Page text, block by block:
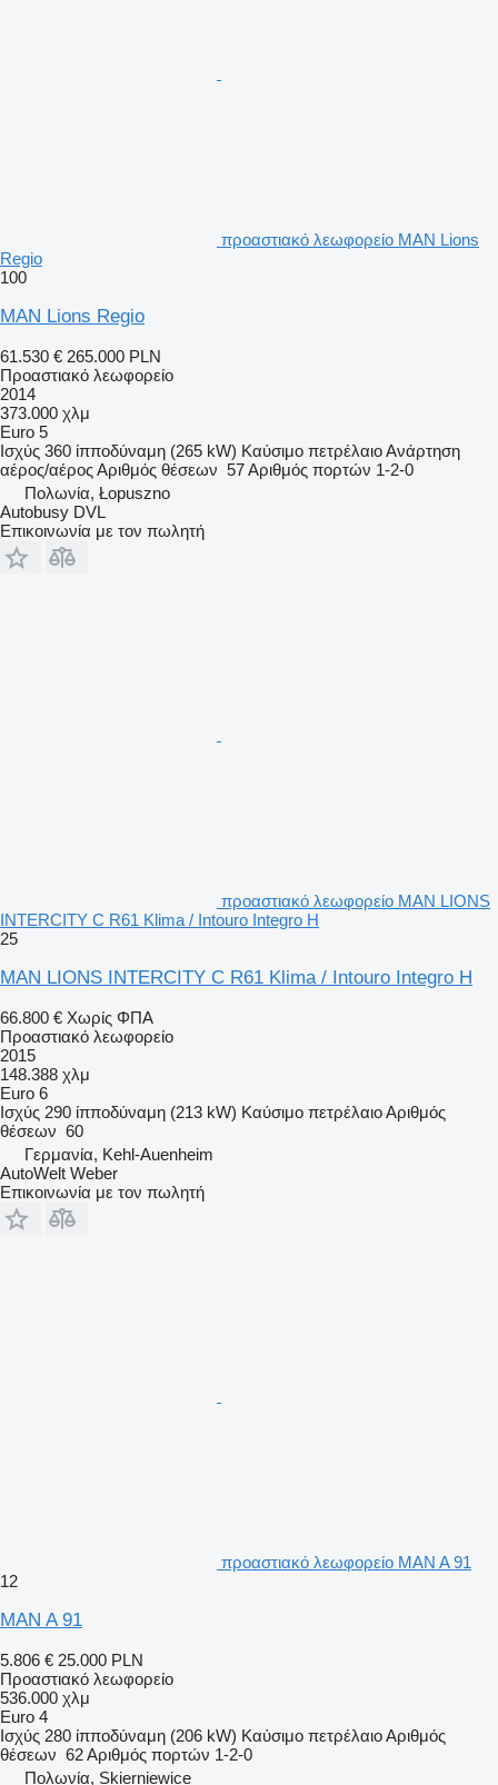
προαστιακό λεωφορείο MAN Lions
Regio
100
MAN Lions Regio
61.530 € 265.000 PLN
Προαστιακό λεωφορείο
2014
373.000 χλμ
Euro 5
Ισχύς 360 ίπποδύναμη (265 kW) Καύσιμο πετρέλαιοΑνάρτηση
αέρος/αέροςΑριθμός θέσεων 57Αριθμός πορτών 1-2-0
Πολωνία, Łopuszno
Autobusy DVL
Επικοινωνία με τον πωλητή
προαστιακό λεωφορείο MAN LIONS
INTERCITY C R61 Klima / Intouro Integro H
25
MAN LIONS INTERCITY C R61 Klima / Intouro Integro H
66.800 € Χωρίς ΦΠΑ
Προαστιακό λεωφορείο
2015
148.388 χλμ
Euro 6
Ισχύς 290 ίπποδύναμη (213 kW) Καύσιμο πετρέλαιοΑριθμός
θέσεων 60
Γερμανία, Kehl-Auenheim
AutoWelt Weber
Επικοινωνία με τον πωλητή
προαστιακό λεωφορείο MAN A 91
12
MAN A 91
5.806 € 25.000 PLN
Προαστιακό λεωφορείο
536.000 χλμ
Euro 4
Ισχύς 280 ίπποδύναμη (206 kW) Καύσιμο πετρέλαιοΑριθμός
θέσεων 62Αριθμός πορτών 1-2-0
Πολωνία, Skierniewice